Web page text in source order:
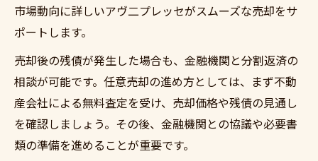
市場動向に詳しいアヴ二プレッセがスムーズな売却をサ
ポートします。
売却後の残債が発生した場合も、金融機関と分割返済の
相談が可能です。任意売却の進め方としては、まず不動
産会社による無料査定を受け、売却価格や残債の見通し
を確認しましょう。その後、金融機関との協議や必要書
類の準備を進めることが重要です。